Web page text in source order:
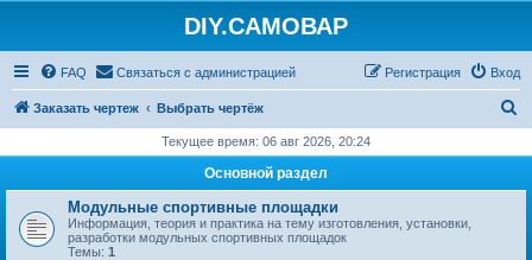
DIY.САМОВАР
FAQ Связаться с администрацией Вход
Регистрация
Заказать чертеж Выбрать чертёж
с
Текущее время: 06 авг 2026, 20:24
Основной раздел
Модульные спортивные площадки
Информация, теория и практика на тему изготовления, установки,
разработки модульных спортивных площадок
Темы: 1